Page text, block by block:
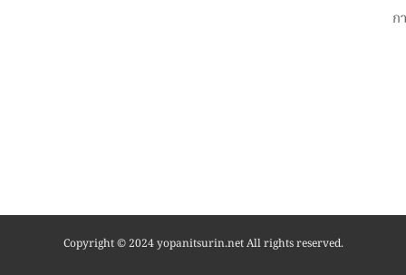
ก
Copyright © 2024 yopanitsurin.net All rights reserved.